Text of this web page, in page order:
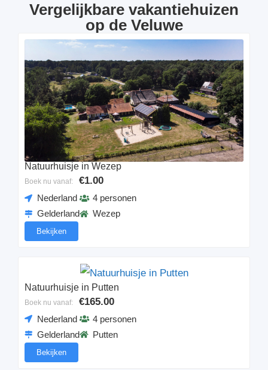
Vergelijkbare vakantiehuizen
op de Veluwe
Natuurhuisje in Wezep
Boek nu vanaf: €1.00
Nederland
Gelderland
4 personen
Wezep
Bekijken
Natuurhuisje in Putten
Boek nu vanaf: €165.00
Nederland
Gelderland
4 personen
Putten
Bekijken